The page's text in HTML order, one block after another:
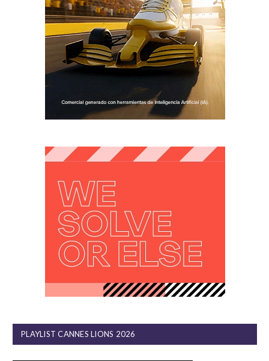
PLAYLIST CANNES LIONS 2026